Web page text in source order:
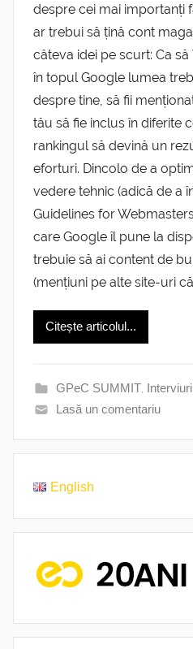
despre cei mai importanți
ar trebui să țină cont
câteva idei pe scurt: Ca
în topul Google lumea
despre tine, să fii
tău să fie inclus în diferite
rankingul să devină un
eforturi. Dincolo de a
vedere tehnic (adică de a
Guidelines for
care Google îl pune la
trebuie să ai content de
(mențiuni pe alte site-uri
Citește articolul...
GPeC SUMMIT,
Lasă un comentariu
English